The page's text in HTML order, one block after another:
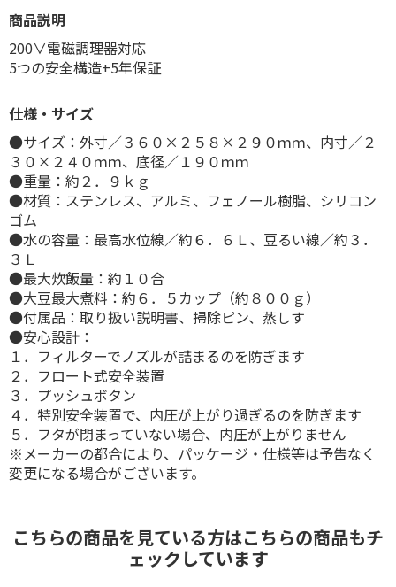
商品説明
200∨電磁調理器対応
5つの安全構造+5年保証
仕様・サイズ
●サイズ：外寸／３６０×２５８×２９０ｍｍ、内寸／２
３０×２４０ｍｍ、底径／１９０ｍｍ
●重量：約２．９ｋｇ
●材質：ステンレス、アルミ、フェノール樹脂、シリコン
ゴム
●水の容量：最高水位線／約６．６Ｌ、豆るい線／約３．
３Ｌ
●最大炊飯量：約１０合
●大豆最大煮料：約６．５カップ（約８００ｇ）
●付属品：取り扱い説明書、掃除ピン、蒸しす
●安心設計：
１．フィルターでノズルが詰まるのを防ぎます
２．フロート式安全装置
３．プッシュボタン
４．特別安全装置で、内圧が上がり過ぎるのを防ぎます
５．フタが閉まっていない場合、内圧が上がりません
※メーカーの都合により、パッケージ・仕様等は予告なく
変更になる場合がございます。
こちらの商品を見ている方はこちらの商品もチ
ェックしています